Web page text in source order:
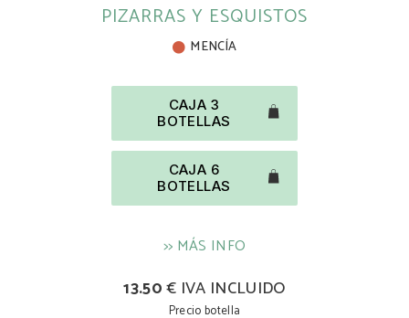
PIZARRAS Y ESQUISTOS
MENCÍA
CAJA 3
BOTELLAS
CAJA 6
BOTELLAS
>> MÁS INFO
13.50€ IVA INCLUIDO
Precio botella